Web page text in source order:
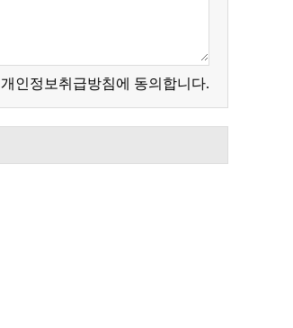
개인정보취급방침에 동의합니다.